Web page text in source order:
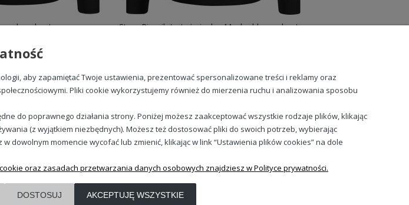
z kapturem
Stary Piernik to też ciacho Męska bluza z kapturem
Sprawdź nasze social media
aby zapamiętać Twoje ustawienia, prezentować spersonalizowane treści i reklamy oraz
Pliki cookie wykorzystujemy również do mierzenia ruchu i analizowania sposobu
do poprawnego działania strony. Poniżej możesz zaakceptować wszystkie rodzaje plików, klikając
(z wyjątkiem niezbędnych). Możesz też dostosować pliki do swoich potrzeb, wybierając
w dowolnym momencie wycofać lub zmienić, klikając w link “Ustawienia plików cookies” na dole
oraz zasadach przetwarzania danych osobowych znajdziesz w Polityce prywatności.
DOSTOSUJ AKCEPTUJĘ WSZYSTKIE